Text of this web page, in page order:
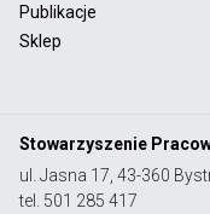
Publikacje
Sklep
Stowarzyszenie
ul. Jasna 17, 43-360
tel. 501 285 417